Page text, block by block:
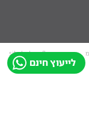
לייעוץ חינם
site by tq.soft